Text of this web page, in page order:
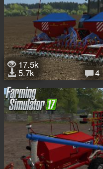
17.5k
5.7k 4